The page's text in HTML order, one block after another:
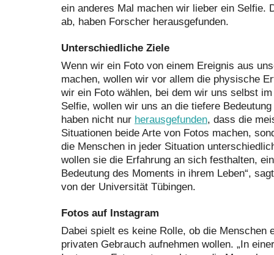
ein anderes Mal machen wir lieber ein Selfie.
ab, haben Forscher herausgefunden.
Unterschiedliche Ziele
Wenn wir ein Foto von einem Ereignis aus
machen, wollen wir vor allem die physische
wir ein Foto wählen, bei dem wir uns selbst
Selfie, wollen wir uns an die tiefere
haben nicht nur herausgefunden, dass die
Situationen beide Arte von Fotos machen,
die Menschen in jeder Situation
wollen sie die Erfahrung an sich festhalten,
Bedeutung des Moments in ihrem Leben“,
von der Universität Tübingen.
Fotos auf Instagram
Dabei spielt es keine Rolle, ob die Menschen
privaten Gebrauch aufnehmen wollen. „In